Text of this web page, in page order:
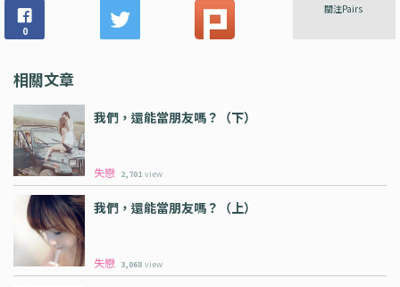
0
關注Pairs
相關文章
我們，還能當朋友嗎？（下）
失戀 2,701 view
我們，還能當朋友嗎？（上）
失戀 3,068 view